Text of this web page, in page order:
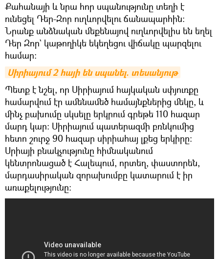
Քահանայի և նրա հոր սպանությունը տեղի է
ունեցել Դեր-Զոր ուղևորվելու ճանապարհին:
Նրանք անձնական մեքենայով ուղևորվելիս են եղել
Դեր Զոր` կաթողիկե եկեղեցու վիճակը պարզելու
համար։
Սիրիայում 2 հայի են սպանել. տեսանյութ
Պետք է նշել, որ Սիրիայում հայկական սփյուռքը
համարվում էր ամենամեծ համայնքներից մեկը, և
մինչ բախումը սկսելը երկրում գրեթե 110 հազար
մարդ կար: Սիրիայում պատերազմի բռնկումից
հետո շուրջ 90 հազար սիրիահայ լքեց երկիրը:
Սրիայի բնակչությունը հիմնականում
կենտրոնացած է Հալեպում, որտեղ, փաստորեն,
մարդասիրական զորախումբը կատարում է իր
առաքելությունը: